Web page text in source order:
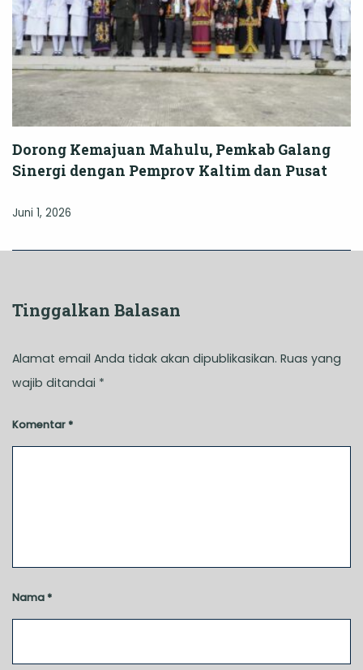
Dorong Kemajuan Mahulu, Pemkab Galang
Sinergi dengan Pemprov Kaltim dan Pusat
Juni 1, 2026
Tinggalkan Balasan
Alamat email Anda tidak akan dipublikasikan. Ruas yang
wajib ditandai *
Komentar *
Nama *